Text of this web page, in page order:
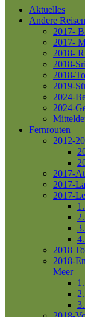
Aktuelles
Andere Reisen
2017-
2017-
2018-
2018-
2018-
2019-
2024-
2024-
Fernrouten
2012-
2017-
2017-
2017-
2018
2018-
Meer